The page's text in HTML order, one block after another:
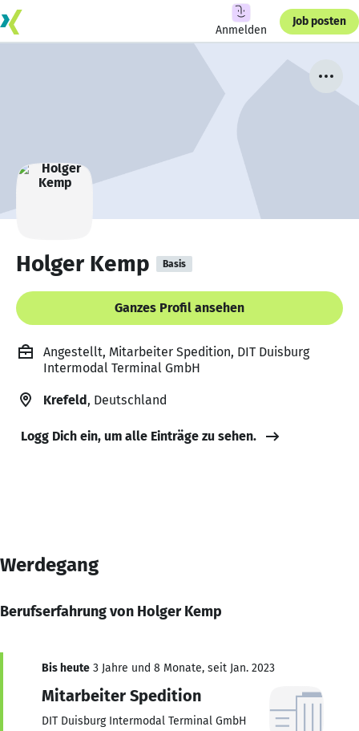
Anmelden
Job posten
Holger Kemp Basis
Ganzes Profil ansehen
Angestellt, Mitarbeiter Spedition, DIT Duisburg
Intermodal Terminal GmbH
Krefeld, Deutschland
Logg Dich ein, um alle Einträge zu sehen.
Werdegang
Berufserfahrung von Holger Kemp
Bis heute 3 Jahre und 8 Monate, seit Jan. 2023
Mitarbeiter Spedition
DIT Duisburg Intermodal Terminal GmbH